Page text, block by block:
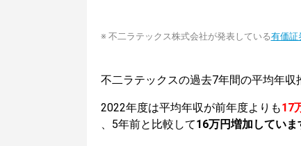
※ 不二ラテックス株式会社が発表している有価証
不二ラテックスの過去7年間の平均年収
2022年度は平均年収が前年度よりも17
、5年前と比較して16万円増加していま